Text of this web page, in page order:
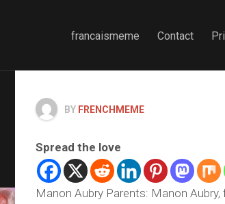
francaismeme Contact
BY FRENCHMEME
Spread the love
Manon Aubry Parents: Manon